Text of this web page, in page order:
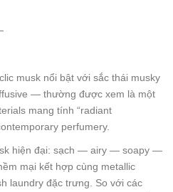
musk nổi bật với sắc thái musky
— thường được xem là một
mang tính “radiant
perfumery.
hiện đại: sạch — airy — soapy —
mại kết hợp cùng metallic
laundry đặc trưng. So với các